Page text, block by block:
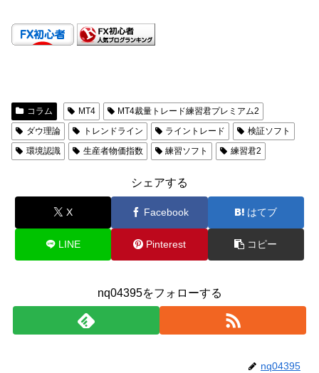
コラム MT4
MT4裁量トレード練習君プレミアム2
ダウ理論
トレンドライン ライントレード
検証ソフト
環境認識
生産者物価指数 練習ソフト 練習君2
シェアする
X Facebook はてブ
LINE Pinterest コピー
nq04395をフォローする
nq04395